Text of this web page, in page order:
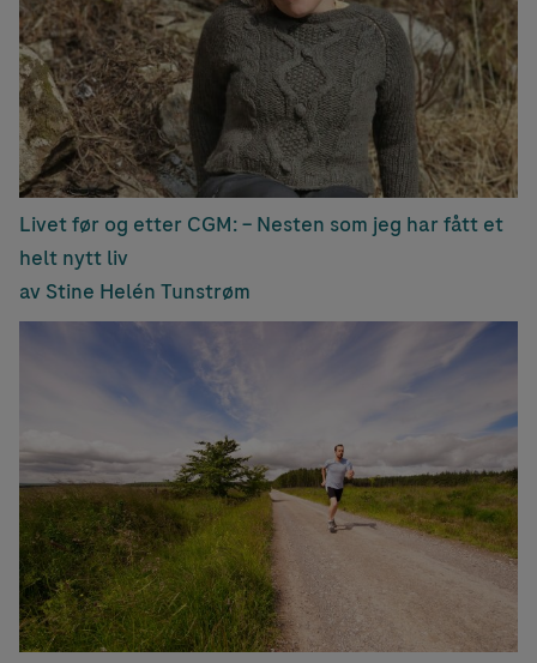
Livet før og etter CGM: – Nesten som jeg har fått et
helt nytt liv
av Stine Helén Tunstrøm